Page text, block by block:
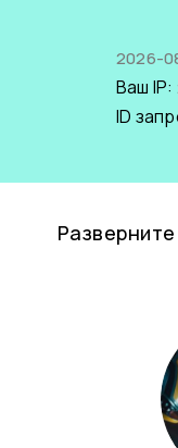
2026-
Ваш IP:
ID